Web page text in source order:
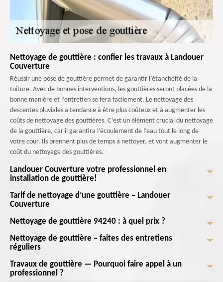
Nettoyage de gouttière : confier les travaux à Landouer
Couverture
Réussir une pose de gouttière permet de garantir l’étanchéité de la
toiture. Avec de bonnes interventions, les gouttières seront placées de la
bonne manière et l’entretien se fera facilement. Le nettoyage des
descentes pluviales a tendance à être plus coûteux et à augmenter les
coûts de nettoyage des gouttières. C’est un élément crucial du nettoyage
de la gouttière, car il garantira l’écoulement de l’eau tout le long de
votre cour. Ils prennent plus de temps à nettoyer, et vont augmenter le
coût du nettoyage des gouttières.
Landouer Couverture votre professionnel en
installation de gouttière!
Saviez-vous que la pose de gouttières est une étape cruciale pour la
protection de votre maison contre les dégâts causés par les eaux
pluviales? Avec Landouer Couverture une équipe de poseurs de
de votre gouttière sera effectuée avec précision et professionnalisme.
Alors protégez votre maison et préservez sa valeur en nous confiant la
pose de vos gouttières. Appelez-nous et profitez d'une solution complète
et fiable pour assurer une évacuation efficace des eaux pluviales, tout en
Tarif de nettoyage d’une gouttière – Landouer
Couverture
Le nettoyage de gouttière est une intervention à privilégier. Cet
entretien permet de prolonger sa durée de vie et d'éviter des travaux
considérables occasionnés pour des réparations ou des changements de
professionnels. Landouer Couverture intervient selon vos demandes.
Avec un tarif nettoyage de gouttière abordable conclu à l’avance, les prix
Nettoyage de gouttière 94240 : à quel prix ?
Le nettoyage de gouttière est régulièrement conseillé si vous souhaitez
protéger votre maison des dommages que peuvent causer les aléas
climatiques. Le tarif des travaux de gouttière diffère selon les travaux à
faire. Pour l’entretien et le nettoyage de gouttière, le prix varie selon le
Nettoyage de gouttière – faites des entretiens
réguliers
Un démoussage de gouttière consiste à enlever les mousses et les
végétaux qui se sont collés sur la surface de la gouttière. Le nettoyage
Travaux de gouttière — Pourquoi faire appel à un
professionnel ?